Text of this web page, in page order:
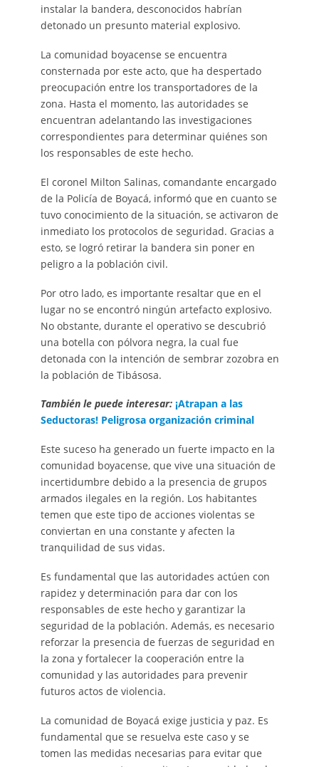
instalar la bandera, desconocidos habrían
detonado un presunto material explosivo.
La comunidad boyacense se encuentra
consternada por este acto, que ha despertado
preocupación entre los transportadores de la
zona. Hasta el momento, las autoridades se
encuentran adelantando las investigaciones
correspondientes para determinar quiénes son
los responsables de este hecho.
El coronel Milton Salinas, comandante encargado
de la Policía de Boyacá, informó que en cuanto se
tuvo conocimiento de la situación, se activaron de
inmediato los protocolos de seguridad. Gracias a
esto, se logró retirar la bandera sin poner en
peligro a la población civil.
Por otro lado, es importante resaltar que en el
lugar no se encontró ningún artefacto explosivo.
No obstante, durante el operativo se descubrió
una botella con pólvora negra, la cual fue
detonada con la intención de sembrar zozobra en
la población de Tibásosa.
También le puede interesar: ¡Atrapan a las
Seductoras! Peligrosa organización criminal
Este suceso ha generado un fuerte impacto en la
comunidad boyacense, que vive una situación de
incertidumbre debido a la presencia de grupos
armados ilegales en la región. Los habitantes
temen que este tipo de acciones violentas se
conviertan en una constante y afecten la
tranquilidad de sus vidas.
Es fundamental que las autoridades actúen con
rapidez y determinación para dar con los
responsables de este hecho y garantizar la
seguridad de la población. Además, es necesario
reforzar la presencia de fuerzas de seguridad en
la zona y fortalecer la cooperación entre la
comunidad y las autoridades para prevenir
futuros actos de violencia.
La comunidad de Boyacá exige justicia y paz. Es
fundamental que se resuelva este caso y se
tomen las medidas necesarias para evitar que